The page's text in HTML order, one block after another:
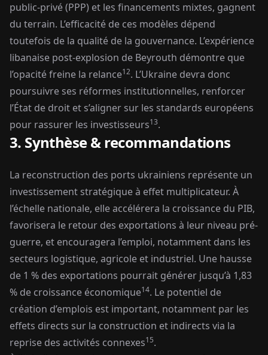
public-privé (PPP) et les financements mixtes, gagnent
du terrain. L’efficacité de ces modèles dépend
toutefois de la qualité de la gouvernance. L’expérience
libanaise post-explosion de Beyrouth démontre que
l’opacité freine la relance12. L’Ukraine devra donc
poursuivre ses réformes institutionnelles, renforcer
l’État de droit et s’aligner sur les standards européens
pour rassurer les investisseurs13.
3. Synthèse & recommandations
La reconstruction des ports ukrainiens représente un
investissement stratégique à effet multiplicateur. À
l’échelle nationale, elle accélérera la croissance du PIB,
favorisera le retour des exportations à leur niveau pré-
guerre, et encouragera l’emploi, notamment dans les
secteurs logistique, agricole et industriel. Une hausse
de 1 % des exportations pourrait générer jusqu’à 1,83
% de croissance économique14. Le potentiel de
création d’emplois est important, notamment par les
effets directs sur la construction et indirects via la
reprise des activités connexes15.